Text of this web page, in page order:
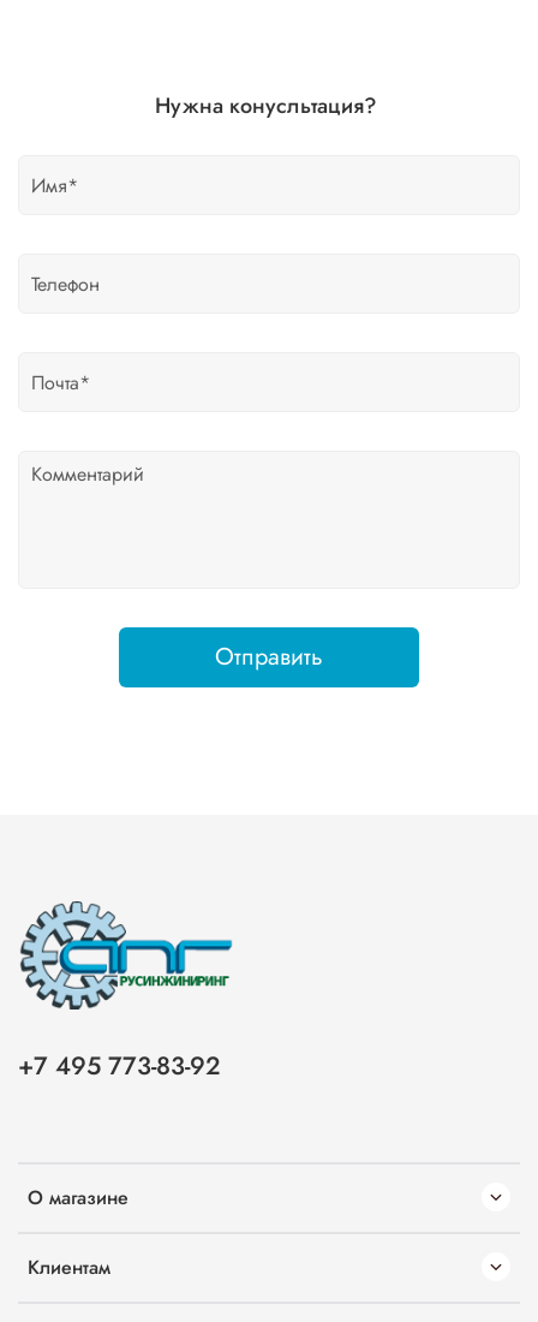
Нужна конусльтация?
Отправить
О магазине
Клиентам
+7 495 773-83-92